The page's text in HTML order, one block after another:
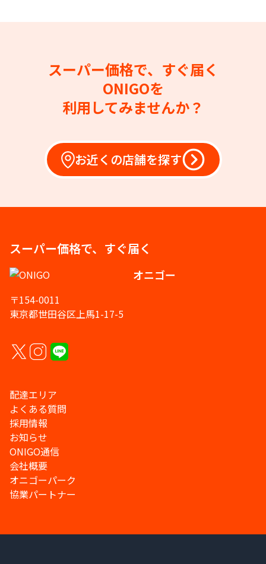
スーパー価格で、すぐ届く
ONIGOを
利用してみませんか？
お近くの店舗を探す
スーパー価格で、すぐ届く
オニゴー
〒154-0011
東京都世田谷区上馬1-17-5
配達エリア
よくある質問
採用情報
お知らせ
ONIGO通信
会社概要
オニゴーパーク
協業パートナー